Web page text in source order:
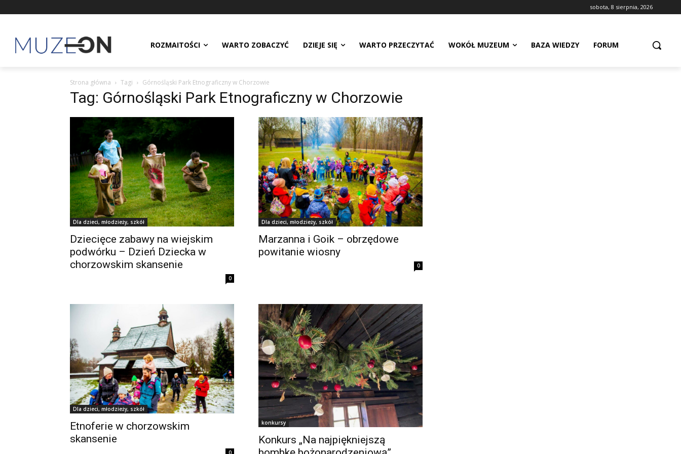
sobota, 8 sierpnia, 2026
ROZMAITOŚCI WARTO ZOBACZYĆ DZIEJE SIĘ WARTO PRZECZYTAĆ WOKÓŁ MUZEUM BAZA WIEDZY FORUM
Strona główna Tagi Górnośląski Park Etnograficzny w Chorzowie
Tag: Górnośląski Park Etnograficzny w Chorzowie
Dla dzieci, młodzieży, szkół
Dziecięce zabawy na wiejskim
podwórku – Dzień Dziecka w
chorzowskim skansenie
0
Dla dzieci, młodzieży, szkół
Marzanna i Goik – obrzędowe
powitanie wiosny
0
Dla dzieci, młodzieży, szkół
Etnoferie w chorzowskim
skansenie
0
konkursy
Konkurs „Na najpiękniejszą